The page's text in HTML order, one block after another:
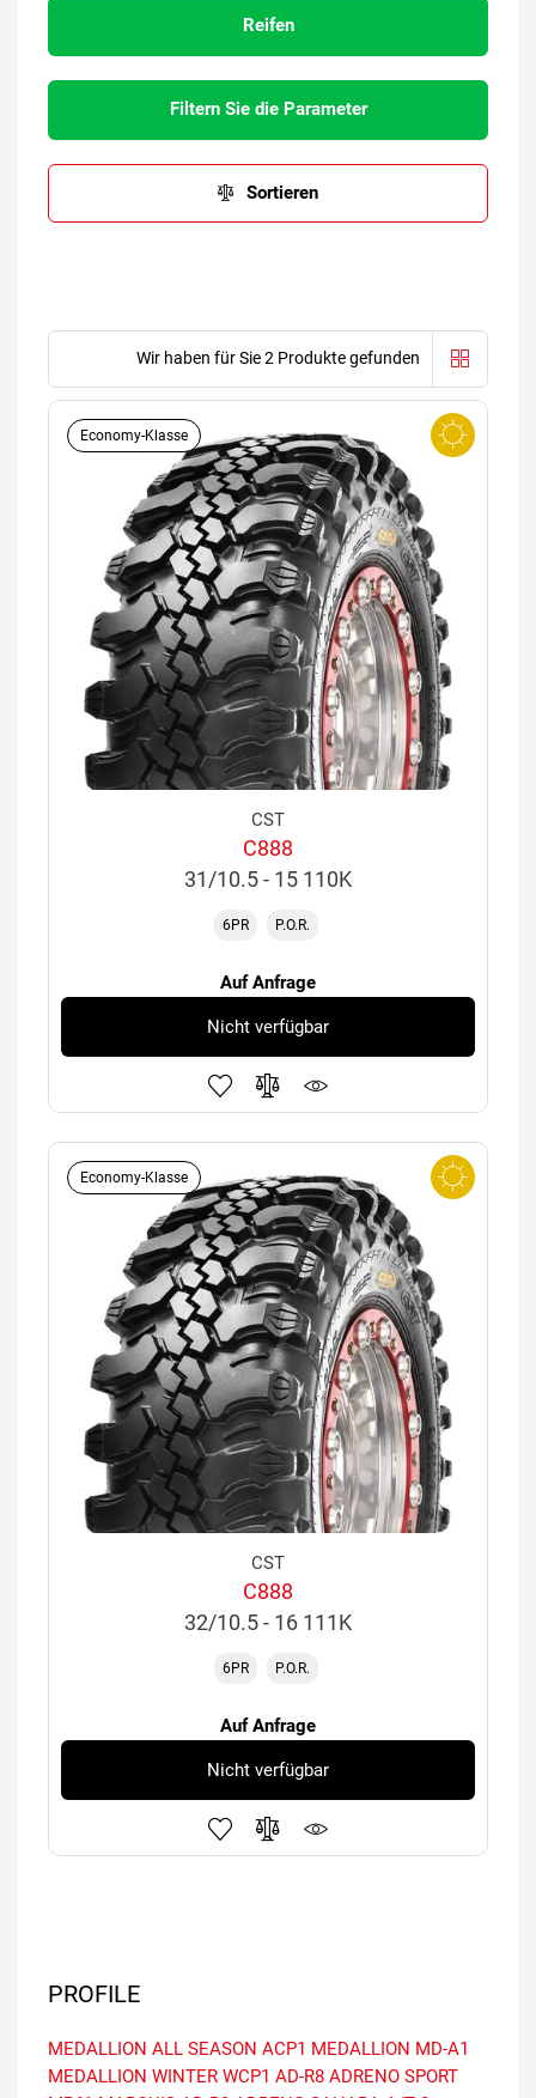
Reifen
Filtern Sie die Parameter
Sortieren
Wir haben für Sie 2 Produkte gefunden
Economy-Klasse
CST
C888
31/10.5 - 15 110K
6PR P.O.R.
Auf Anfrage
Nicht verfügbar
Economy-Klasse
CST
C888
32/10.5 - 16 111K
6PR P.O.R.
Auf Anfrage
Nicht verfügbar
PROFILE
MEDALLION ALL SEASON ACP1 MEDALLION MD-A1
MEDALLION WINTER WCP1 AD-R8 ADRENO SPORT